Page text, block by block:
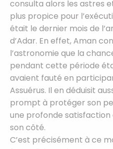
consulta alors les astres
plus propice pour
était le dernier mois de
d’Adar. En effet, Aman
l’astronomie que la
pendant cette période
avaient fauté en
Assuérus. Il en déduisit
prompt à protéger son
une profonde
son côté.
C’est précisément à ce